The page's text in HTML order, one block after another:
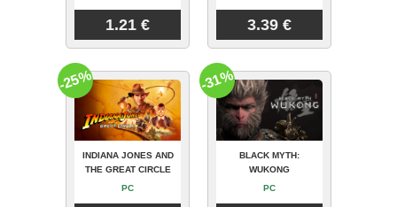
1.21 € 3.39 €
INDIANA JONES AND
THE GREAT CIRCLE
PC
-25%
BLACK MYTH:
WUKONG
PC
-31%